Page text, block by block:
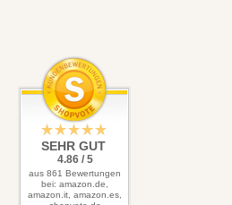
SEHR GUT
4.86 / 5
aus 861 Bewertungen
bei: amazon.de,
amazon.it, amazon.es,